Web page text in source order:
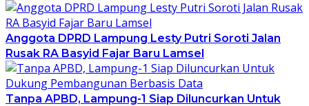
Anggota DPRD Lampung Lesty Putri Soroti Jalan
Rusak RA Basyid Fajar Baru Lamsel
Tanpa APBD, Lampung-1 Siap Diluncurkan Untuk